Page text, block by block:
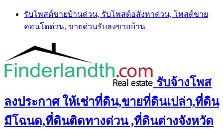
Skip
content
รับโพสต์ขายบ้านด่วน, รับโพสต์อสังหาด่วน, โพสต์ขาย
คอนโดด่วน, ขายด่วนรับลงขายบ้าน
รับจ้างโพส
ลงประกาศ ให้เช่าที่ดิน,ขายที่ดินเปล่า,ที่ดิน
มีโฉนด,ที่ดินติดทางด่วน ,ที่ดินต่างจังหวัด